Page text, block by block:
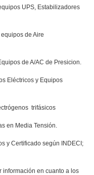
UPS, Estabilizadores
de Aire
de A/AC de Presicion.
Eléctricos y Equipos
trifásicos
en Media Tensión.
y Certificado según INDECI;
en cuanto a los